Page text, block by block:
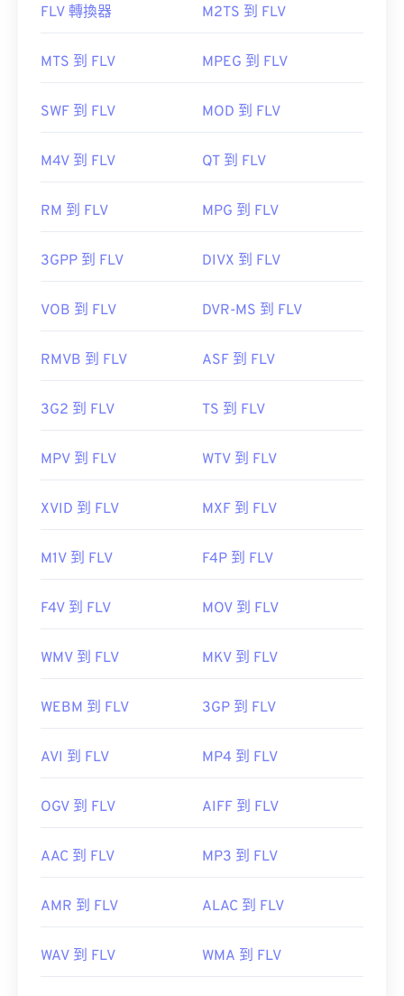
開發人員：Microsoft
IBIB
實用連結：
audio-wav
如何開啟 FLV 檔案？
如Animate Creative Cloud(Animation-
Cloud (AniMmate CC-a
target="_blank">Flash。在 Adobe Flash 7 及更高版
由於 FLV 基於開放標準，因此可以在許多非 Adobe
體播放器、Zoom Player 、Eltima Elmedia播放器
開發者：
實用連結：
FLV 轉換器 M2TS 到 FLV
MTS 到 FLV MPEG 到 FLV
SWF 到 FLV MOD 到 FLV
M4V 到 FLV QT 到 FLV
RM 到 FLV MPG 到 FLV
3GPP 到 FLV DIVX 到 FLV
VOB 到 FLV DVR-MS 到 FLV
RMVB 到 FLV ASF 到 FLV
3G2 到 FLV TS 到 FLV
MPV 到 FLV WTV 到 FLV
XVID 到 FLV MXF 到 FLV
M1V 到 FLV F4P 到 FLV
F4V 到 FLV MOV 到 FLV
WMV 到 FLV MKV 到 FLV
WEBM 到 FLV 3GP 到 FLV
AVI 到 FLV MP4 到 FLV
OGV 到 FLV AIFF 到 FLV
AAC 到 FLV MP3 到 FLV
AMR 到 FLV ALAC 到 FLV
WAV 到 FLV WMA 到 FLV